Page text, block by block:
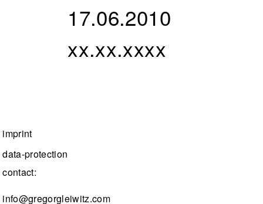
17.06.2010
xx.xx.xxxx
imprint
data-protection
contact:
info@gregorgleiwitz.com